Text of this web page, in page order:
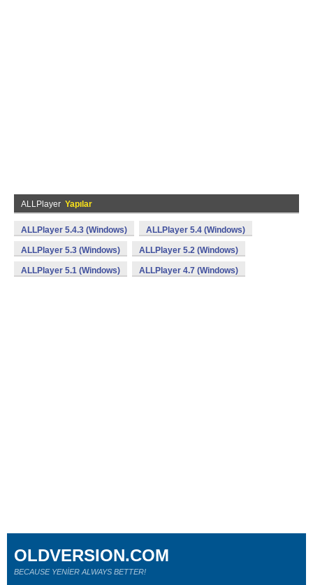
ALLPlayer Yapılar
ALLPlayer 5.4.3 (Windows) ALLPlayer 5.4 (Windows)
ALLPlayer 5.3 (Windows) ALLPlayer 5.2 (Windows)
ALLPlayer 5.1 (Windows) ALLPlayer 4.7 (Windows)
OLDVERSION.COM
BECAUSE YENİER ALWAYS BETTER!